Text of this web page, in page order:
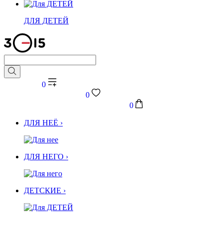
ДЛЯ ДЕТЕЙ
0
0
0
ДЛЯ НЕЁ ›
ДЛЯ НЕГО ›
ДЕТСКИЕ ›